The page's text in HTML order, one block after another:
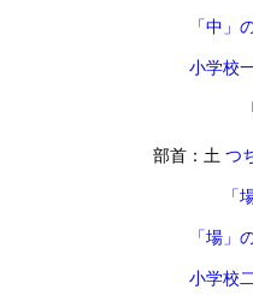
「中」
小学校
部首：土 つ
「
「場」
小学校